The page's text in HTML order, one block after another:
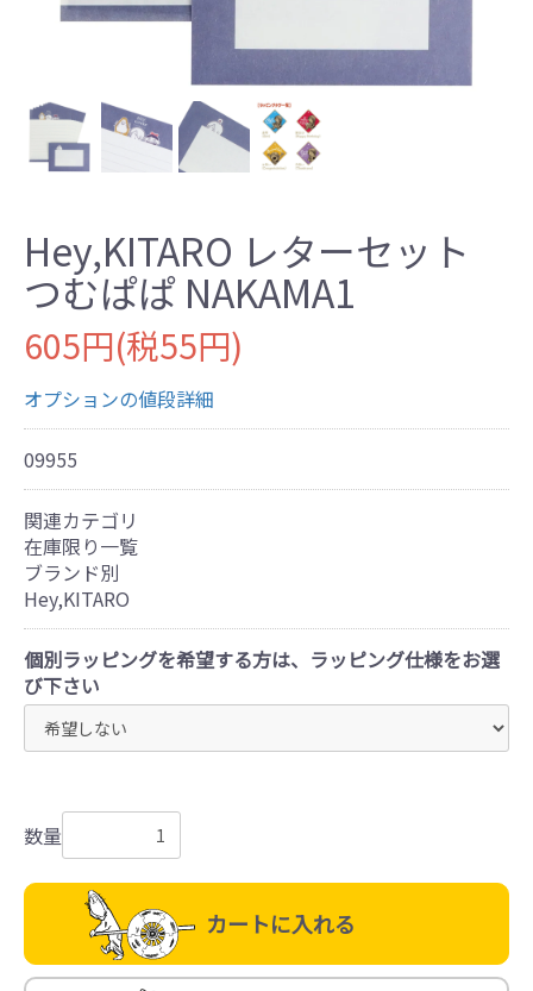
Hey,KITARO レターセット
つむぱぱ NAKAMA1
605円(税55円)
オプションの値段詳細
09955
関連カテゴリ
在庫限り一覧
ブランド別
Hey,KITARO
個別ラッピングを希望する方は、ラッピング仕様をお選
び下さい
数量
カートに入れる